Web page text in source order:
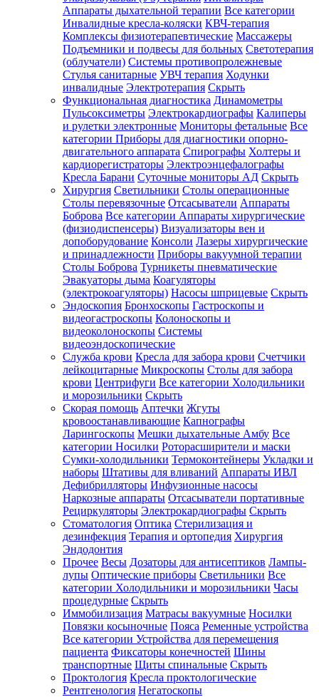
Аппараты дыхательной терапии Все категории
Инвалидные кресла-коляски КВЧ-терапия
Комплексы физиотерапевтические Массажеры
Подъемники и подвесы для больных Светотерапия
(облучатели) Системы противопролежневые
Стулья санитарные УВЧ терапия Ходунки
инвалидные Электротерапия Скрыть
Функциональная диагностика Динамометры
Пульсоксиметры Электрокардиографы Калиперы
и рулетки электронные Мониторы фетальные Все
категории Приборы для диагностики опорно-
двигательного аппарата Спирографы Холтеры и
кардиорегистраторы Электроэнцефалографы
Кресла Барани Суточные мониторы АД Скрыть
Хирургия Светильники Столы операционные
Столы перевязочные Отсасыватели Аппараты
Боброва Все категории Аппараты хирургические
(физиодиспенсеры) Визуализаторы вен и
допоборудование Консоли Лазеры хирургические
и принадлежности Приборы вакуумной терапии
Столы Боброва Турникеты пневматические
Эвакуаторы дыма Коагуляторы
(электрокоагуляторы) Насосы шприцевые Скрыть
Эндоскопия Бронхоскопы Гастроскопы и
видеогастроскопы Колоноскопы и
видеоколоноскопы Системы
видеоэндоскопические
Служба крови Кресла для забора крови Счетчики
лейкоцитарные Микроскопы Столы для забора
крови Центрифуги Все категории Холодильники
и морозильники Скрыть
Скорая помощь Аптечки Жгуты
кровоостанавливающие Капнографы
Ларингоскопы Мешки дыхательные Амбу Все
категории Носилки Роторасширители и маски
Сумки-холодильники Термоконтейнеры Укладки и
наборы Штативы для вливаний Аппараты ИВЛ
Дефибрилляторы Инфузионные насосы
Наркозные аппараты Отсасыватели портативные
Рециркуляторы Электрокардиографы Скрыть
Стоматология Оптика Стерилизация и
дезинфекция Терапия и ортопедия Хирургия
Эндодонтия
Прочее Весы Дозаторы для антисептиков Лампы-
лупы Оптические приборы Светильники Все
категории Холодильники и морозильники Часы
процедурные Скрыть
Иммобилизация Матрасы вакуумные Носилки
Повязки косыночные Пояса Ременные устройства
Все категории Устройства для перемещения
пациента Фиксаторы конечностей Шины
транспортные Щиты спинальные Скрыть
Проктология Кресла проктологические
Рентгенология Негатоскопы